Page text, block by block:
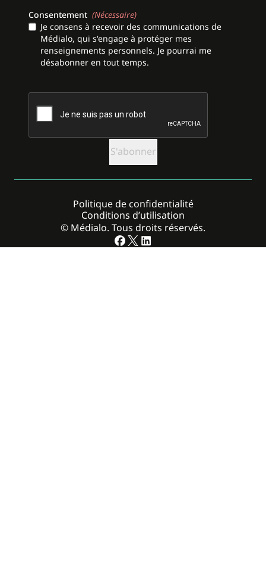
Consentement (Nécessaire)
Je consens à recevoir des communications de
Médialo, qui s'engage à protéger mes
renseignements personnels. Je pourrai me
désabonner en tout temps.
CAPTCHA
© Médialo. Tous droits réservés.
Politique de confidentialité
Conditions d’utilisation